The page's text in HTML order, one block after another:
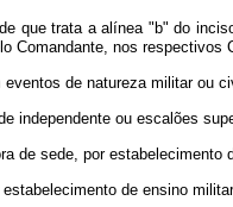
que trata a alínea "b" do
Comandante, nos respectivos
de natureza militar ou
independente ou escalões
de sede, por estabelecimento
de ensino